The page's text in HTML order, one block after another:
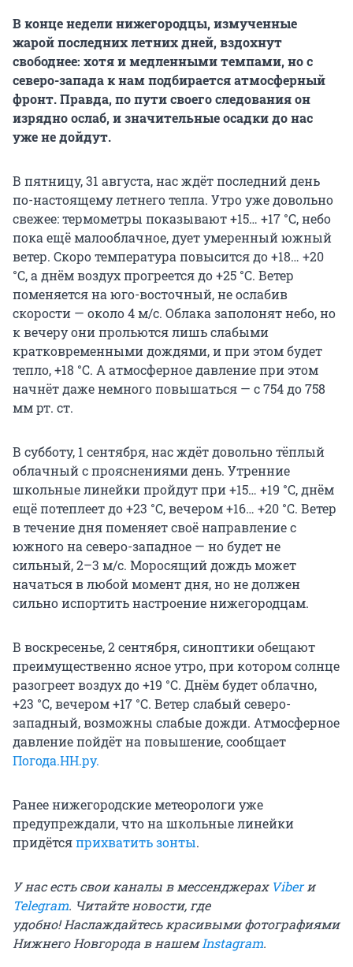
В конце недели нижегородцы, измученные
жарой последних летних дней, вздохнут
свободнее: хотя и медленными темпами, но с
северо-запада к нам подбирается атмосферный
фронт. Правда, по пути своего следования он
изрядно ослаб, и значительные осадки до нас
уже не дойдут.
В пятницу, 31 августа, нас ждёт последний день
по-настоящему летнего тепла. Утро уже довольно
свежее: термометры показывают +15… +17 °С, небо
пока ещё малооблачное, дует умеренный южный
ветер. Скоро температура повысится до +18… +20
°С, а днём воздух прогреется до +25 °С. Ветер
поменяется на юго-восточный, не ослабив
скорости — около 4 м/с. Облака заполонят небо, но
к вечеру они прольются лишь слабыми
кратковременными дождями, и при этом будет
тепло, +18 °С. А атмосферное давление при этом
начнёт даже немного повышаться — с 754 до 758
мм рт. ст.
В субботу, 1 сентября, нас ждёт довольно тёплый
облачный с прояснениями день. Утренние
школьные линейки пройдут при +15… +19 °С, днём
ещё потеплеет до +23 °С, вечером +16… +20 °С. Ветер
в течение дня поменяет своё направление с
южного на северо-западное — но будет не
сильный, 2–3 м/с. Моросящий дождь может
начаться в любой момент дня, но не должен
сильно испортить настроение нижегородцам.
В воскресенье, 2 сентября, синоптики обещают
преимущественно ясное утро, при котором солнце
разогреет воздух до +19 °С. Днём будет облачно,
+23 °С, вечером +17 °С. Ветер слабый северо-
западный, возможны слабые дожди. Атмосферное
давление пойдёт на повышение, сообщает
Погода.НН.ру.
Ранее нижегородские метеорологи уже
предупреждали, что на школьные линейки
придётсяприхватить зонты.
У нас есть свои каналы в мессенджерах Viberи
Telegram. Читайте новости, где
удобно!Наслаждайтесь красивыми фотографиями
Нижнего Новгорода в нашемInstagram.